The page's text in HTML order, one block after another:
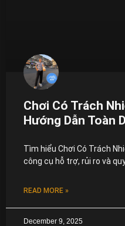
Chơi Có Trách
Hướng Dẫn Toàn
Tìm hiểu Chơi Có Trách
công cụ hỗ trợ, rủi ro và
READ MORE »
December 9, 2025